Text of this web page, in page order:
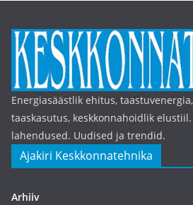
Energiasäästlik ehitus,
taaskasutus, keskkonnahoidlik
lahendused. Uudised ja trendid.
Ajakiri Keskkonnatehnika
Arhiiv